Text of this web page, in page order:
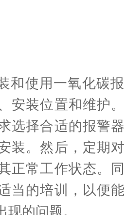
使用一氧化碳报
安装位置和维护
选择合适的报警
装。然后，定期
正常工作状态。
当的培训，以便
现的问题。